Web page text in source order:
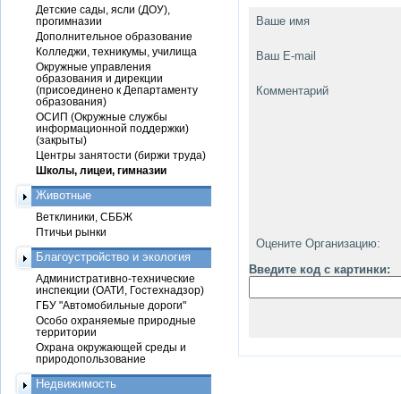
Ваше имя
Ваш E-mail
Комментарий
Оцените Организацию:
Введите код с картинки:
Детские сады, ясли (ДОУ),
прогимназии
Дополнительное образование
Колледжи, техникумы, училища
Окружные управления
образования и дирекции
(присоединено к Департаменту
образования)
ОСИП (Окружные службы
информационной поддержки)
(закрыты)
Центры занятости (биржи труда)
Школы, лицеи, гимназии
Животные
Ветклиники, СББЖ
Птичьи рынки
Благоустройство и экология
Административно-технические
инспекции (ОАТИ, Гостехнадзор)
ГБУ "Автомобильные дороги"
Особо охраняемые природные
территории
Охрана окружающей среды и
природопользование
Недвижимость